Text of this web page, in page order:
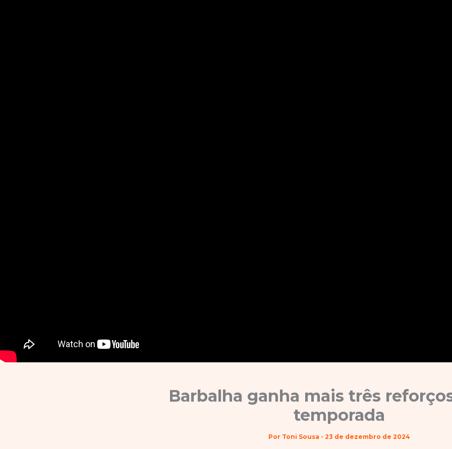
Barbalha ganha mais três
temporada
Por Toni Sousa - 23 de dezembro de 2024